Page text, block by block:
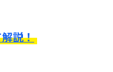
説！